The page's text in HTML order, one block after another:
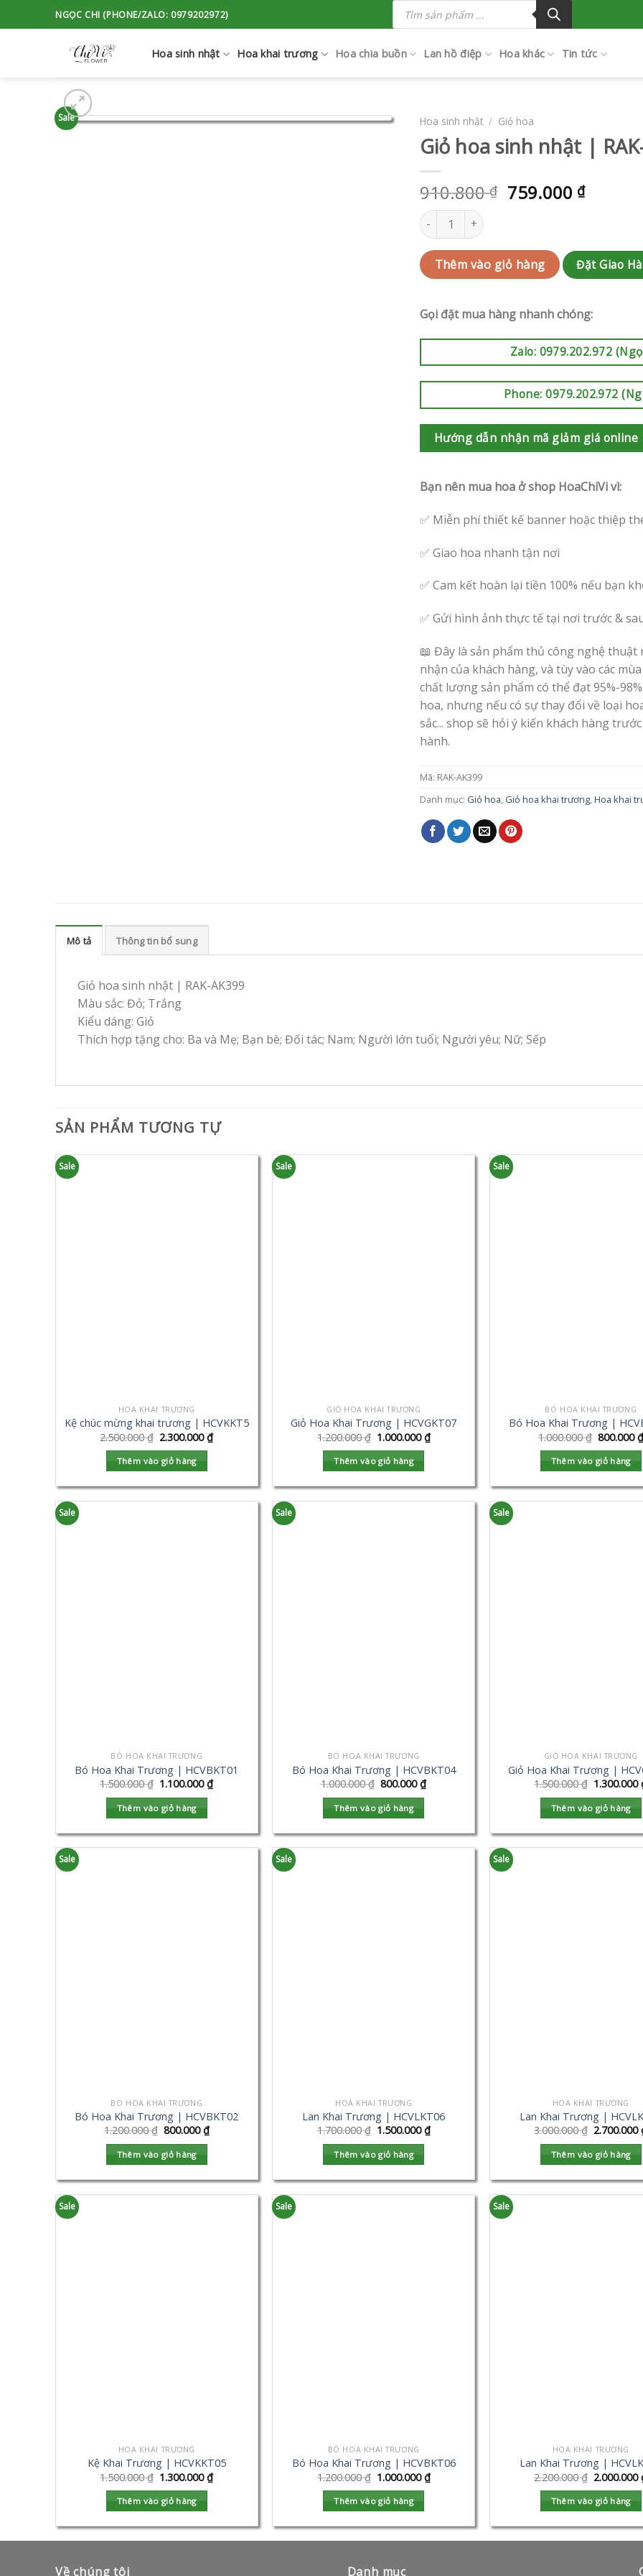
to
NGỌC CHI (PHONE/ZALO: 0979202972)
Tìm
kiếm
phẩm
Hoa sinh nhật Hoa khai trương Hoa chia buồn Lan hồ điệp Hoa khác Tin tức
Sale Hoa sinh nhật / Giỏ hoa
Giỏ hoa sinh nhật |
910.800₫ 759.000 ₫
Giỏ hoa sinh nhật | RAK-AK399 số lượng
Thêm vào giỏ hàng Đặt Giao
Gọi đặt mua hàng nhanh chóng:
Zalo: 0979.202.972
Phone: 0979.202.972
Hướng dẫn nhận mã giảm giá online
Bạn nên mua hoa ở shop HoaChiVi vì:
✅ Miễn phí thiết kế banner hoặc thiệp
✅ Giao hoa nhanh tận nơi
✅ Cam kết hoàn lại tiền 100% nếu bạn
✅ Gửi hình ảnh thực tế tại nơi trước &
📖 Đây là sản phẩm thủ công nghệ thuật
nhận của khách hàng, và tùy vào các
chất lượng sản phẩm có thể đạt 95%-
hoa, nhưng nếu có sự thay đổi về loại
sắc... shop sẽ hỏi ý kiến khách hàng
hành.
Mã: RAK-AK399
Danh mục: Giỏ hoa, Giỏ hoa khai trương,Hoa khai
Mô tả Thông tin bổ sung
Giỏ hoa sinh nhật | RAK-AK399
Màu sắc: Đỏ; Trắng
Kiểu dáng: Giỏ
Thích hợp tặng cho: Ba và Mẹ; Bạn bè; Đối tác; Nam; Người lớn tuổi; Người yêu; Nữ; Sếp
SẢN PHẨM TƯƠNG TỰ
Sale
HOA KHAI TRƯƠNG
Kệ chúc mừng khai trương | HCVKKT5
2.500.000₫ 2.300.000₫
Thêm vào giỏ hàng
Sale
GIỎ HOA KHAI TRƯƠNG
Giỏ Hoa Khai Trương | HCVGKT07
1.200.000₫ 1.000.000₫
Thêm vào giỏ hàng
Sale
BÓ HOA KHAI TRƯƠNG
Bó Hoa Khai Trương |
1.000.000₫ 800.000₫
Thêm vào giỏ hàng
Sale
BÓ HOA KHAI TRƯƠNG
Bó Hoa Khai Trương | HCVBKT01
1.500.000₫ 1.100.000₫
Thêm vào giỏ hàng
Sale
BÓ HOA KHAI TRƯƠNG
Bó Hoa Khai Trương | HCVBKT04
1.000.000₫ 800.000₫
Thêm vào giỏ hàng
Sale
GIỎ HOA KHAI TRƯƠNG
Giỏ Hoa Khai Trương |
1.500.000₫ 1.300.000
Thêm vào giỏ hàng
Sale
BÓ HOA KHAI TRƯƠNG
Bó Hoa Khai Trương | HCVBKT02
1.200.000₫ 800.000₫
Thêm vào giỏ hàng
Sale
HOA KHAI TRƯƠNG
Lan Khai Trương | HCVLKT06
1.700.000₫ 1.500.000₫
Thêm vào giỏ hàng
Sale
HOA KHAI TRƯƠNG
Lan Khai Trương |
3.000.000₫ 2.700.000
Thêm vào giỏ hàng
Sale
HOA KHAI TRƯƠNG
Kệ Khai Trương | HCVKKT05
1.500.000₫ 1.300.000₫
Thêm vào giỏ hàng
Sale
BÓ HOA KHAI TRƯƠNG
Bó Hoa Khai Trương | HCVBKT06
1.200.000₫ 1.000.000₫
Thêm vào giỏ hàng
Sale
HOA KHAI TRƯƠNG
Lan Khai Trương |
2.200.000₫ 2.000.000
Thêm vào giỏ hàng
Về chúng tôi Danh mục